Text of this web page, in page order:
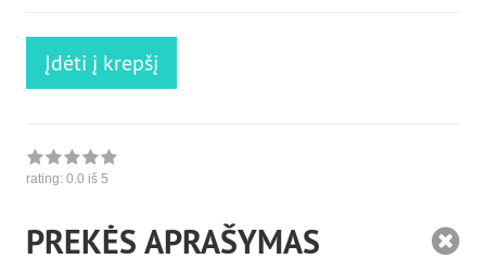
Įdėti į krepšį
rating: 0.0 iš 5
PREKĖS APRAŠYMAS